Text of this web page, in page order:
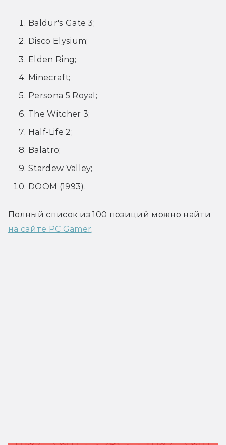
Baldur's Gate 3;
Disco Elysium;
Elden Ring;
Minecraft;
Persona 5 Royal;
The Witcher 3;
Half-Life 2;
Balatro;
Stardew Valley;
DOOM (1993).
на сайте PC Gamer.